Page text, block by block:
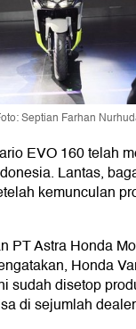
Septian Farhan
EVO 160 telah
Lantas,
kemunculan
PT Astra Honda
Honda
sudah disetop
di sejumlah